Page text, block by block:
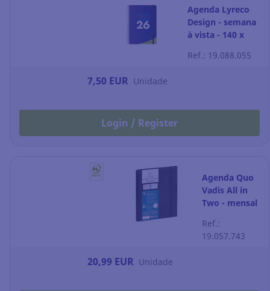
Agenda Lyreco
Design - semana
à vista - 140 x
Ref.: 19.088.055
7,50 EUR Unidade
Login / Register
Agenda Quo
Vadis All in
Two - mensal
mm - preto
Ref.:
19.057.743
20,99 EUR Unidade